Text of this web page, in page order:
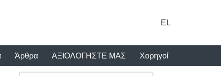
EL
Άρθρα ΑΞΙΟΛΟΓΗΣΤΕ ΜΑΣ Χορηγοί